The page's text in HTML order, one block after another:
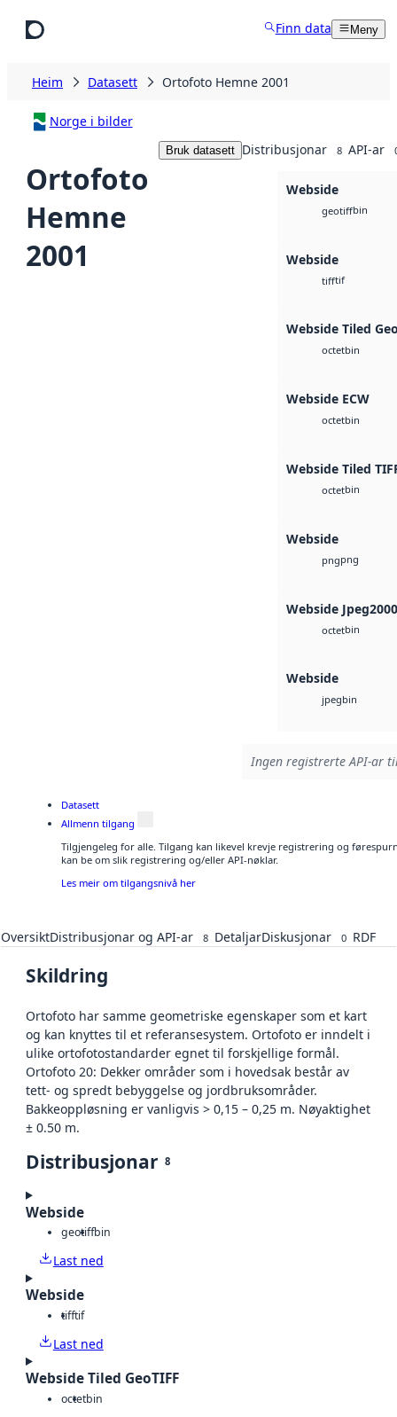
Finn data Meny
Heim Datasett Ortofoto Hemne 2001
Norge i bilder
Ortofoto
Hemne
2001
Bruk datasett Distribusjonar 8 API-ar
Webside
geotiffbin
Webside
tifftif
Webside Tiled
octetbin
Webside ECW
octetbin
Webside Tiled
octetbin
Webside
pngpng
Webside Jpeg2000
octetbin
Webside
jpegbin
Ingen registrerte API-ar
Datasett
Allmenn tilgang
Tilgjengeleg for alle. Tilgang kan likevel krevje registrering og
kan be om slik registrering og/eller API-nøklar.
Les meir om tilgangsnivå her
OversiktDistribusjonar og API-ar 8 DetaljarDiskusjonar 0 RDF
Skildring
Ortofoto har samme geometriske egenskaper som et kart
og kan knyttes til et referansesystem. Ortofoto er inndelt i
ulike ortofotostandarder egnet til forskjellige formål.
Ortofoto 20: Dekker områder som i hovedsak består av
tett- og spredt bebyggelse og jordbruksområder.
Bakkeoppløsning er vanligvis > 0,15 – 0,25 m. Nøyaktighet
± 0.50 m.
Distribusjonar 8
Webside
geotiffbin
Last ned
Webside
tifftif
Last ned
Webside Tiled GeoTIFF
octetbin